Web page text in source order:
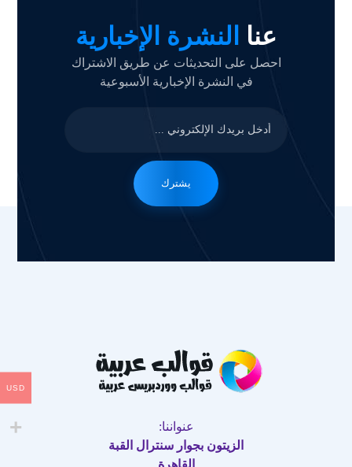
عنا النشرة الإخبارية
احصل على التحديثات عن طريق الاشتراك
في النشرة الإخبارية الأسبوعية
يشترك
عنواننا:
الزيتون بجوار سنترال القبة
القاهرة
USD